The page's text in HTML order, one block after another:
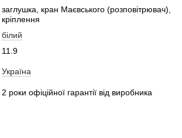
заглушка, кран Маєвського (розповітрювач),
кріплення
білий
11.9
Україна
2 роки офіційної гарантії від виробника